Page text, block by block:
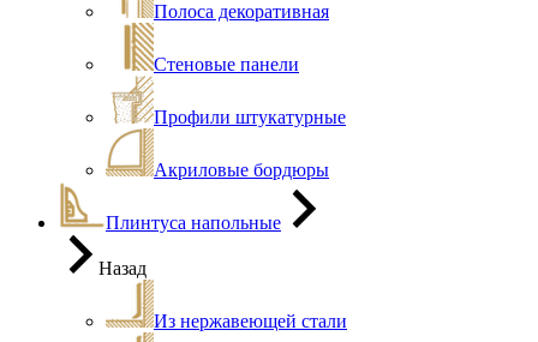
Полоса декоративная
Стеновые панели
Профили штукатурные
Акриловые бордюры
Плинтуса напольные
Назад
Из нержавеющей стали